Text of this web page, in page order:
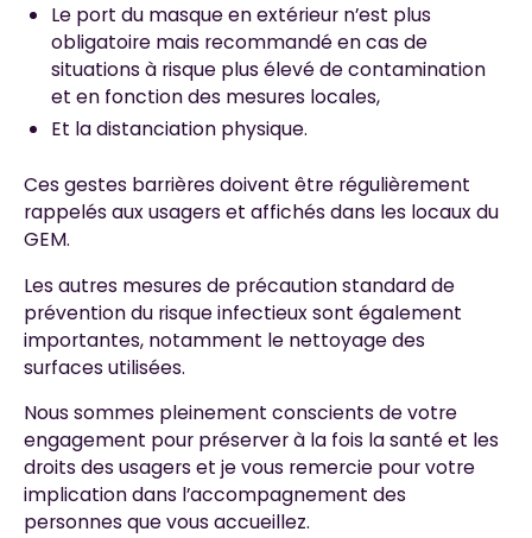
Le port du masque en extérieur n’est plus
obligatoire mais recommandé en cas de
situations à risque plus élevé de contamination
et en fonction des mesures locales,
Et la distanciation physique.
Ces gestes barrières doivent être régulièrement
rappelés aux usagers et affichés dans les locaux du
GEM.
Les autres mesures de précaution standard de
prévention du risque infectieux sont également
importantes, notamment le nettoyage des
surfaces utilisées.
Nous sommes pleinement conscients de votre
engagement pour préserver à la fois la santé et les
droits des usagers et je vous remercie pour votre
implication dans l’accompagnement des
personnes que vous accueillez.